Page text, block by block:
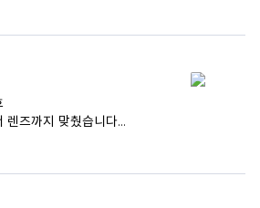
꼭 라운즈에서 구매할게요!
쓸수있게 되었네요.
렌즈까지 맞췄습니다